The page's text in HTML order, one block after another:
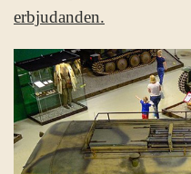
erbjudanden.